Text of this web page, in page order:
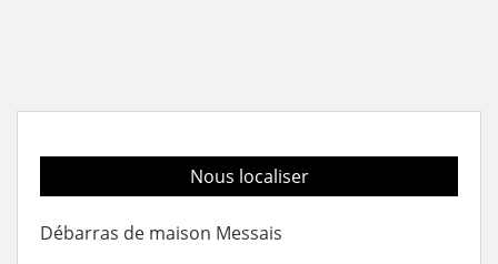
Nous localiser
Débarras de maison Messais